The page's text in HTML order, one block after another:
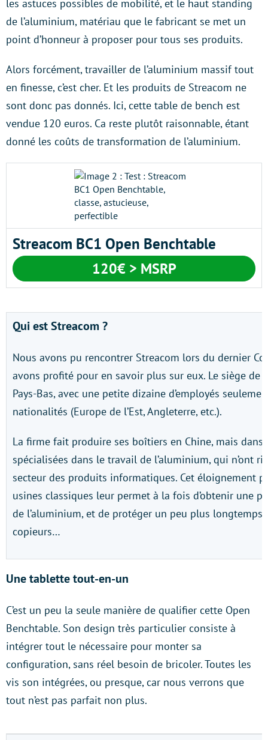
les astuces possibles de mobilité, et le haut standing
de l’aluminium, matériau que le fabricant se met un
point d’honneur à proposer pour tous ses produits.
Alors forcément, travailler de l’aluminium massif tout
en finesse, c’est cher. Et les produits de Streacom ne
sont donc pas donnés. Ici, cette table de bench est
vendue 120 euros. Ca reste plutôt raisonnable, étant
donné les coûts de transformation de l’aluminium.
Streacom BC1 Open Benchtable
120€ > MSRP
Qui est Streacom ?
Nous avons pu rencontrer Streacom lors du dernier
avons profité pour en savoir plus sur eux. Le siège de
Pays-Bas, avec une petite dizaine d’employés
nationalités (Europe de l’Est, Angleterre, etc.).
La firme fait produire ses boîtiers en Chine, mais dans
spécialisées dans le travail de l’aluminium, qui n’ont
secteur des produits informatiques. Cet éloignement
usines classiques leur permet à la fois d’obtenir une
de l’aluminium, et de protéger un peu plus longtemps
copieurs…
Une tablette tout-en-un
C’est un peu la seule manière de qualifier cette Open
Benchtable. Son design très particulier consiste à
intégrer tout le nécessaire pour monter sa
configuration, sans réel besoin de bricoler. Toutes les
vis son intégrées, ou presque, car nous verrons que
tout n’est pas parfait non plus.